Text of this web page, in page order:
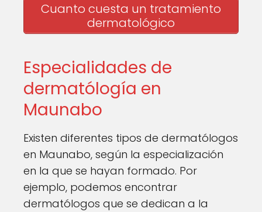
Cuanto cuesta un tratamiento
dermatológico
Especialidades de
dermatólogía en
Maunabo
Existen diferentes tipos de dermatólogos
en Maunabo, según la especialización
en la que se hayan formado. Por
ejemplo, podemos encontrar
dermatólogos que se dedican a la